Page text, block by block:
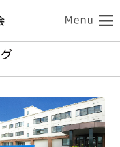
のご案内
のご案内
ック
案内